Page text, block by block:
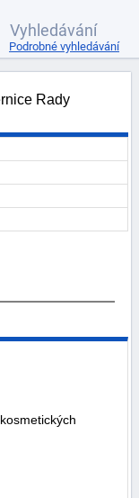
Rady
Podrobné vyhledávání